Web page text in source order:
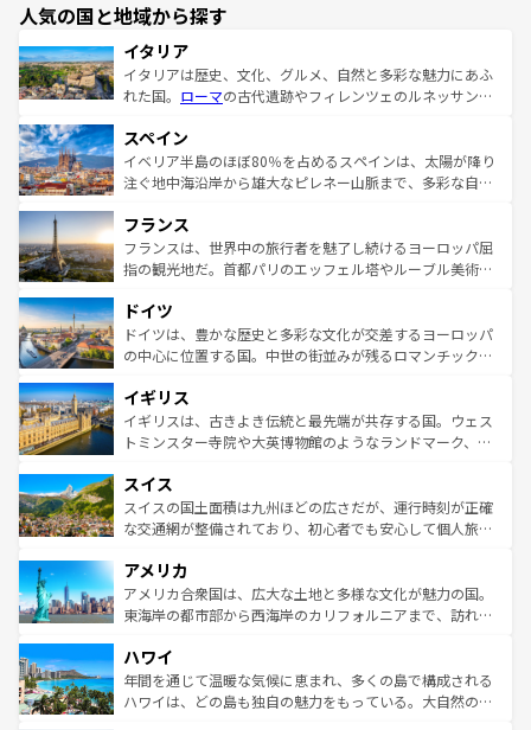
人気の国と地域から探す
イタリア
イタリアは歴史、文化、グルメ、自然と多彩な魅力にあふ
れた国。 ローマの古代遺跡やフィレンツェのルネッサンス
ろん、トスカーナの美しい田園風景やアマルフィ海岸の絶
景など、自然景観も見逃せない。観光の合間には、本場の
ピザやパスタなど、絶品のイタリア料理を堪能することも
ませてくれるイタリアで、忘れられない旅をしてみよう！
なお、新着のイタリア情報はコンテンツ一覧 を参照してほ
しい。
スペイン
イベリア半島のほぼ80％を占めるスペインは、太陽が降り
注ぐ地中海沿岸から雄大なピレネー山脈まで、多彩な自然
文化が根付くこの国では、情熱的なフラメンコ、熱気あふ
れる闘牛、そして美味しいタパスが生活の一部となってい
る。首都マドリードの洗練された雰囲気や、バルセロナの
の城塞都市、穏やかなビーチリゾートまで多彩な表情を見
せる。地方によって風土や気候が異なるスペインはその個
性で訪れる人を魅了する。 なお、新着のスペイン情報はコ
フランス
フランスは、世界中の旅行者を魅了し続けるヨーロッパ屈
指の観光地だ。首都パリのエッフェル塔やルーブル美術館
で、幅広い魅力が詰まっている。華麗な宮殿、歴史的な大
聖堂、美しいビーチ、そして豊かな自然が、訪れる者を心
から魅了する。また、フランスは美食の国としても知ら
いる。シャンパンの発祥地であるランス、プロヴァンスの
香り高いラベンダー畑など、多彩な楽しみ方が可能だ。さ
らに、パリ以外の地域にも魅力が溢れており、どの街角に
れる地方に足を運ぶとそれぞれで全く異なる文化を体験で
きるだろう。 なお、新着のフランス情報はコンテンツ一覧
を参照してほしい。
ドイツ
ドイツは、豊かな歴史と多彩な文化が交差するヨーロッパ
の中心に位置する国。中世の街並みが残るロマンチック街
顔を持つこの国は、どこを歩いても飽きることがない。ベ
ルリンの文化的活気、バイエルン州のアルプスの絶景、そ
してライン川沿いのワイン畑といった風景は必見。ビール
は、お酒好きな人にはぜひ体験してほしい。 なお、新着の
ドイツ情報はコンテンツ一覧を参照してほしい。
イギリス
イギリスは、古きよき伝統と最先端が共存する国。ウェス
トミンスター寺院や大英博物館のようなランドマーク、歴
リアごとに異なる魅力がある。また、優雅なアフタヌーン
ティー、ビール好きにはたまらない英国パブ、サッカー観
戦など、本場だからこそできる体験も豊富。イギリスを旅
ンツ一覧を参照してほしい。
スイス
スイスの国土面積は九州ほどの広さだが、運行時刻が正確
な交通網が整備されており、初心者でも安心して個人旅行
の建物がそのまま残る町や、スイスならではのユニークな
博物館もあり、アルプス観光だけでなく町歩きも満喫する
ことができる。国民の所得が高いため物価も高いが、旅行
ば市内交通費無料で観光を楽しむこともできる。 なお、新
着のスイス情報はコンテンツ一覧 を参照してほしい。
アメリカ
アメリカ合衆国は、広大な土地と多様な文化が魅力の国。
東海岸の都市部から西海岸のカリフォルニアまで、訪れる
のような巨大都市は、観光、ショッピング、エンターテイ
ンメントが詰まった刺激的なスポットだ。一方、アメリカ
西部には大自然が広がり、グランドキャニオンやイエロー
ハワイ
年間を通じて温暖な気候に恵まれ、多くの島で構成される
ハワイは、どの島も独自の魅力をもっている。大自然の神